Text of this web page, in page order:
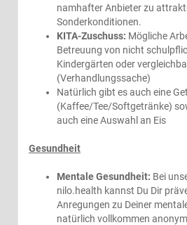
namhafter Anbieter zu
Sonderkonditionen.
KITA-Zuschuss: Mögliche
Betreuung von nicht
Kindergärten oder
(Verhandlungssache)
Natürlich gibt es auch eine
(Kaffee/Tee/Softgetränke)
auch eine Auswahl an Eis
Gesundheit
Mentale Gesundheit: Bei
nilo.health kannst Du Dir
Anregungen zu Deiner
natürlich vollkommen